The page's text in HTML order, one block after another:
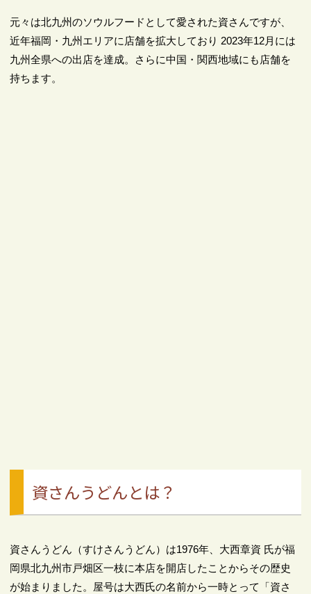
元々は北九州のソウルフードとして愛された資さんですが、
近年福岡・九州エリアに店舗を拡大しており 2023年12月には
九州全県への出店を達成。さらに中国・関西地域にも店舗を
持ちます。
資さんうどんとは？
資さんうどん（すけさんうどん）は1976年、大西章資 氏が福
岡県北九州市戸畑区一枝に本店を開店したことからその歴史
が始まりました。屋号は大西氏の名前から一時とって「資さ